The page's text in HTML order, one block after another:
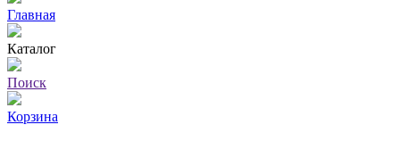
Главная
Каталог
Поиск
Корзина